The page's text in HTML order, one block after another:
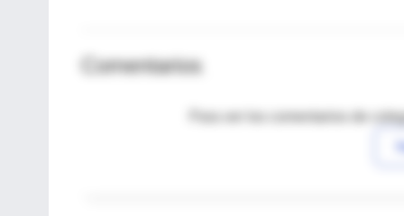
Comentarios
Para ver los comentarios de